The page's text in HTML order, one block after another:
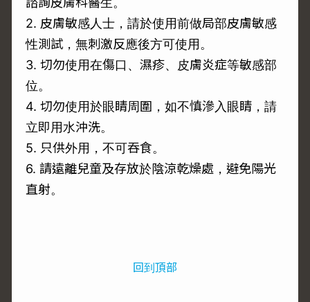
2. 皮膚敏感人士，請於使用前做局部皮膚敏感
性測試，無刺激反應後方可使用。
3. 切勿使用在傷口、濕疹、皮膚炎症等敏感部
位。
4. 切勿使用於眼睛周圍，如不慎滲入眼睛，請
立即用水沖洗。
5. 只供外用，不可吞食。
6. 請遠離兒童及存放於陰涼乾燥處，避免陽光
直射。
回到頂部